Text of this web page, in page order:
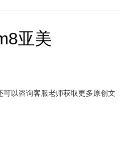
亚美
以咨询客服老师获取更多原创文